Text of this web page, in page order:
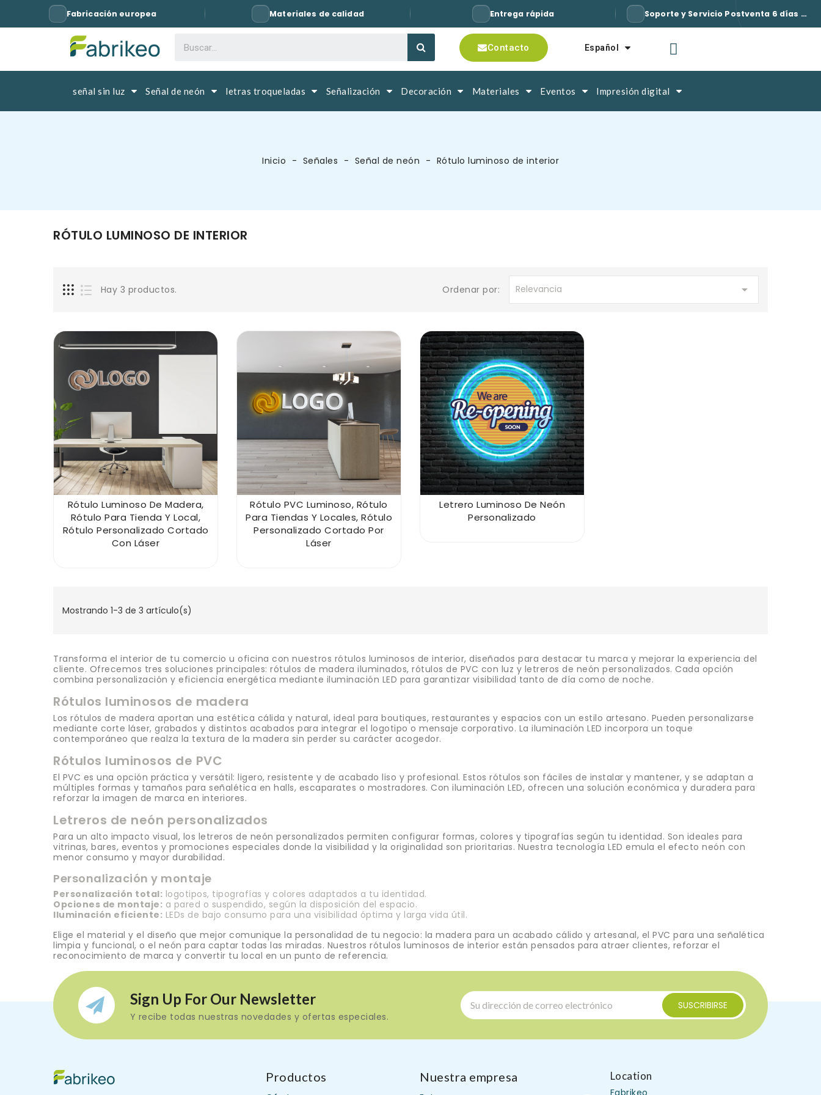
Fabricación europea Materiales de calidad Entrega rápida Soporte y Servicio Postventa 6 días a la semana / 7
Contacto Español
señal sin luz Señal de neón letras troqueladas Señalización Decoración Materiales Eventos Impresión digital
Inicio Señales Señal de neón Rótulo luminoso de interior
RÓTULO LUMINOSO DE INTERIOR
Hay 3 productos. Ordenar por: Relevancia 
Rótulo Luminoso De Madera,
Rótulo Para Tienda Y Local,
Rótulo Personalizado Cortado
Con Láser
Rótulo PVC Luminoso, Rótulo
Para Tiendas Y Locales, Rótulo
Personalizado Cortado Por
Láser
Letrero Luminoso De Neón
Personalizado
Mostrando 1-3 de 3 artículo(s)
Transforma el interior de tu comercio u oficina con nuestros rótulos luminosos de interior, diseñados para destacar tu marca y mejorar la experiencia del
cliente. Ofrecemos tres soluciones principales: rótulos de madera iluminados, rótulos de PVC con luz y letreros de neón personalizados. Cada opción
combina personalización y eficiencia energética mediante iluminación LED para garantizar visibilidad tanto de día como de noche.
Rótulos luminosos de madera
Los rótulos de madera aportan una estética cálida y natural, ideal para boutiques, restaurantes y espacios con un estilo artesano. Pueden personalizarse
mediante corte láser, grabados y distintos acabados para integrar el logotipo o mensaje corporativo. La iluminación LED incorpora un toque
contemporáneo que realza la textura de la madera sin perder su carácter acogedor.
Rótulos luminosos de PVC
El PVC es una opción práctica y versátil: ligero, resistente y de acabado liso y profesional. Estos rótulos son fáciles de instalar y mantener, y se adaptan a
múltiples formas y tamaños para señalética en halls, escaparates o mostradores. Con iluminación LED, ofrecen una solución económica y duradera para
reforzar la imagen de marca en interiores.
Letreros de neón personalizados
Para un alto impacto visual, los letreros de neón personalizados permiten configurar formas, colores y tipografías según tu identidad. Son ideales para
vitrinas, bares, eventos y promociones especiales donde la visibilidad y la originalidad son prioritarias. Nuestra tecnología LED emula el efecto neón con
menor consumo y mayor durabilidad.
Personalización y montaje
Personalización total: logotipos, tipografías y colores adaptados a tu identidad.
Opciones de montaje: a pared o suspendido, según la disposición del espacio.
Iluminación eficiente: LEDs de bajo consumo para una visibilidad óptima y larga vida útil.
Elige el material y el diseño que mejor comunique la personalidad de tu negocio: la madera para un acabado cálido y artesanal, el PVC para una señalética
limpia y funcional, o el neón para captar todas las miradas. Nuestros rótulos luminosos de interior están pensados para atraer clientes, reforzar el
reconocimiento de marca y convertir tu local en un punto de referencia.
Sign Up For Our Newsletter
Y recibe todas nuestras novedades y ofertas especiales.
Productos Nuestra empresa Location
Fabrikeo